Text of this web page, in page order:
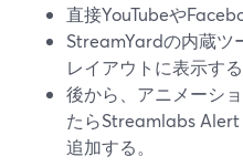
直接YouTubeや
StreamYardの内蔵ツ
レイアウトに表示する
後から、アニメーシ
たらStreamlabs Alert
追加する。